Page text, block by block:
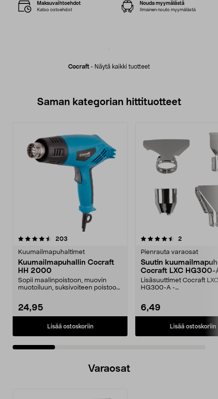
Cocraft - Näytä kaikki tuotteet
Maksuvaihtoehdot
Katso ostoehdot
Nouda myymälästä
Ilmainen nouto myymälästä
Saman kategorian hittituotteet
203
Kuumailmapuhaltimet
Kuumailmapuhallin Cocraft
HH 2000
Sopii maalinpoistoon, muovin
muotoiluun, suksivoiteen poistoon
24,95
Lisää ostoskoriin
4.5 viidestä
2
Pienrauta varaosat
Suutin
Cocraft LXC HG300-
Lisäsuuttimet Cocraft LXC
HG300-A -
6,49
Lisää ostoskoriin
4.5 viidestä
Varaosat